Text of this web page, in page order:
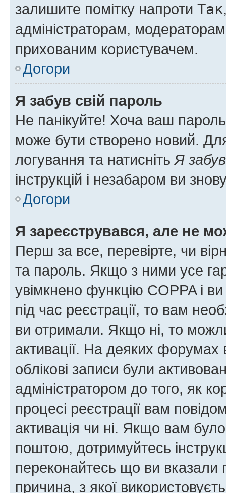
залишите помітку напроти Так
адміністраторам,
прихованим користувачем.
Догори
Я забув свій пароль
Не панікуйте! Хоча ваш
може бути створено новий.
логування та натисніть Я
інструкцій і незабаром ви
Догори
Я зареєструвався, але не
Перш за все, перевірте, чи
та пароль. Якщо з ними усе
увімкнено функцію COPPA і
під час реєстрації, то вам
ви отримали. Якщо ні, то
активації. На деяких форумах
облікові записи були
адміністратором до того, як
процесі реєстрації вам
активація чи ні. Якщо вам
поштою, дотримуйтесь
переконайтесь що ви
причина, з якої